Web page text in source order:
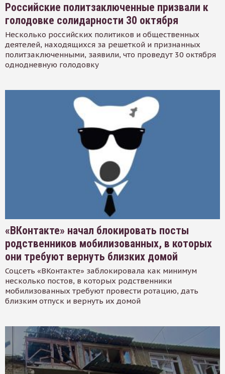
Российские политзаключенные призвали к
голодовке солидарности 30 октября
Несколько российских политиков и общественных
деятелей, находящихся за решеткой и признанных
политзаключенными, заявили, что проведут 30 октября
однодневную голодовку
«ВКонтакте» начал блокировать посты
родственников мобилизованных, в которых
они требуют вернуть близких домой
Соцсеть «ВКонтакте» заблокировала как минимум
несколько постов, в которых родственники
мобилизованных требуют провести ротацию, дать
близким отпуск и вернуть их домой